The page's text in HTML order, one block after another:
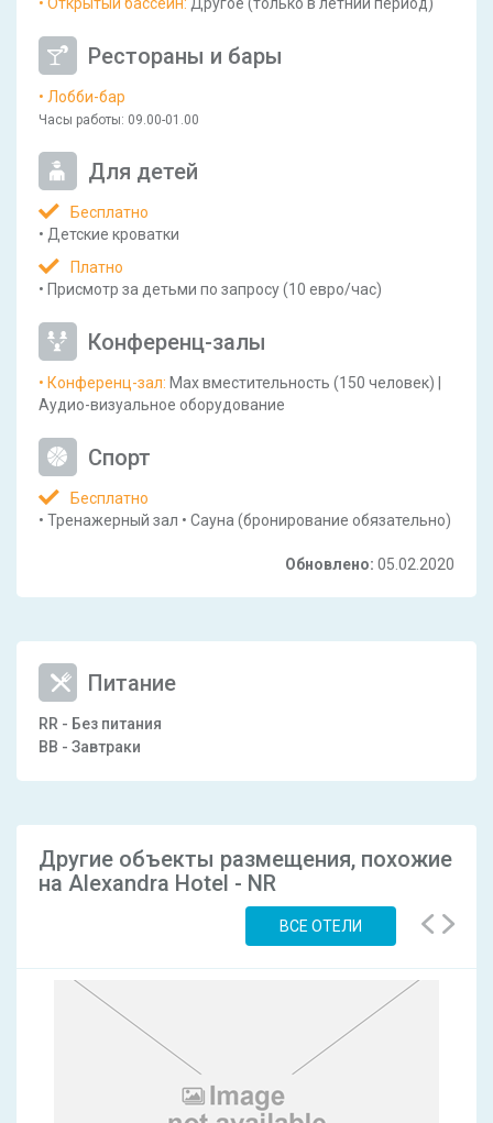
Рестораны и бары
• Лобби-бар
Часы работы: 09.00-01.00
Для детей
Бесплатно
• Детские кроватки
Платно
• Присмотр за детьми по запросу(10 евро/час)
Конференц-залы
• Конференц-зал: Max вместительность (150 человек)
Аудио-визуальное оборудование
Спорт
Бесплатно
• Тренажерный зал • Сауна (бронирование обязательно)
Обновлено: 05.02.2020
Питание
RR - Без питания
BB - Завтраки
Другие объекты размещения, похожие
на Alexandra Hotel - NR
ВСЕ ОТЕЛИ